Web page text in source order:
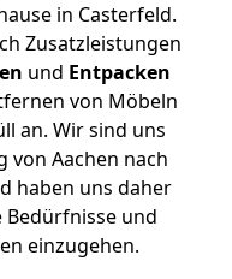
in Casterfeld.
Zusatzleistungen
und Entpacken
von Möbeln
an. Wir sind uns
von Aachen nach
haben uns daher
und
einzugehen.